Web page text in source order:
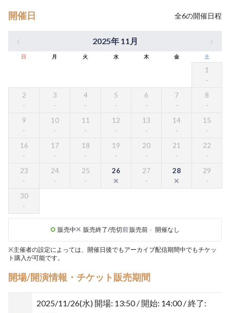
開催日 全6の開催日程
2025年 11月
日 月 火 水 木 金 土
1
2 3 4 5 6 7 8
9 10 11 12 13 14 15
16 17 18 19 20 21 22
23 24 25 26 27 28 29
30
販売中 販売終了/売切前販売前 - 開催なし
※主催者の設定によっては、開催日後でもアーカイブ配信期間中でもチケッ
ト購入が可能です。
開場/開演情報・チケット販売期間
2025/11/26(水) 開場: 13:50 / 開始: 14:00 / 終了: